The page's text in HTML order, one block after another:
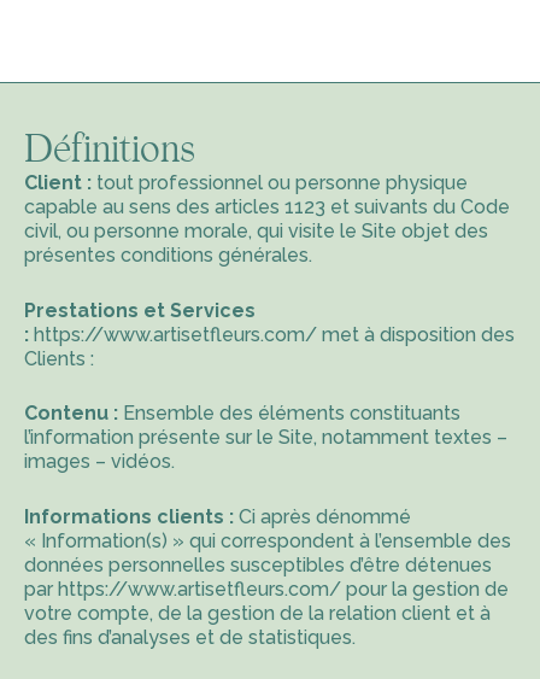
Définitions
Client : tout professionnel ou personne physique
capable au sens des articles 1123 et suivants du Code
civil, ou personne morale, qui visite le Site objet des
présentes conditions générales.
Prestations et Services
: https://www.artisetfleurs.com/ met à disposition des
Clients :
Contenu : Ensemble des éléments constituants
l’information présente sur le Site, notamment textes –
images – vidéos.
Informations clients : Ci après dénommé
« Information(s) » qui correspondent à l’ensemble des
données personnelles susceptibles d’être détenues
par https://www.artisetfleurs.com/ pour la gestion de
votre compte, de la gestion de la relation client et à
des fins d’analyses et de statistiques.